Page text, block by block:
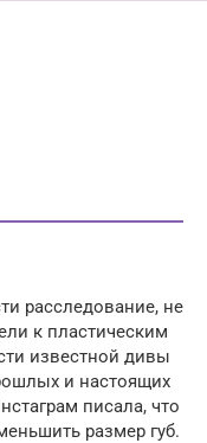
расследование, не
к пластическим
известной дивы
и настоящих
писала, что
размер губ.